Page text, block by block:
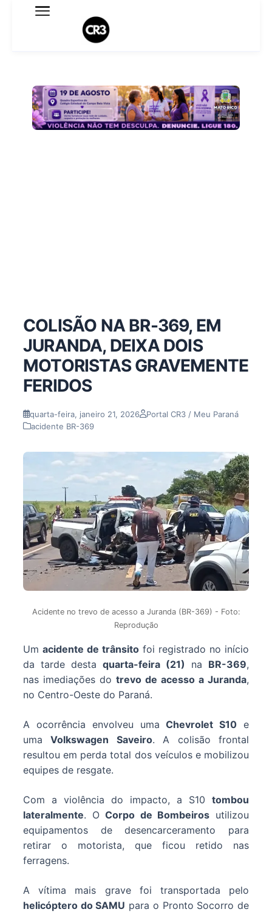
Expediente
Termo de Uso
Sobre o blog
COLISÃO NA BR-369, EM
JURANDA, DEIXA DOIS
MOTORISTAS GRAVEMENTE
FERIDOS
quarta-feira, janeiro 21, 2026
Portal CR3 / Meu Paraná
acidente BR-369
Acidente no trevo de acesso a Juranda (BR-369) - Foto:
Reprodução
Um acidente de trânsito foi registrado no início
da tarde desta quarta-feira (21) na BR-369,
nas imediações do trevo de acesso a Juranda,
no Centro-Oeste do Paraná.
A ocorrência envolveu umaChevrolet S10 e
umaVolkswagen Saveiro. A colisão frontal
resultou em perda total dos veículos e mobilizou
equipes de resgate.
Com a violência do impacto, a S10 tombou
lateralmente. OCorpo de Bombeiros utilizou
equipamentos de desencarceramento para
retirar o motorista, que ficou retido nas
ferragens.
A vítima mais grave foi transportada pelo
helicóptero do SAMU para o Pronto Socorro de